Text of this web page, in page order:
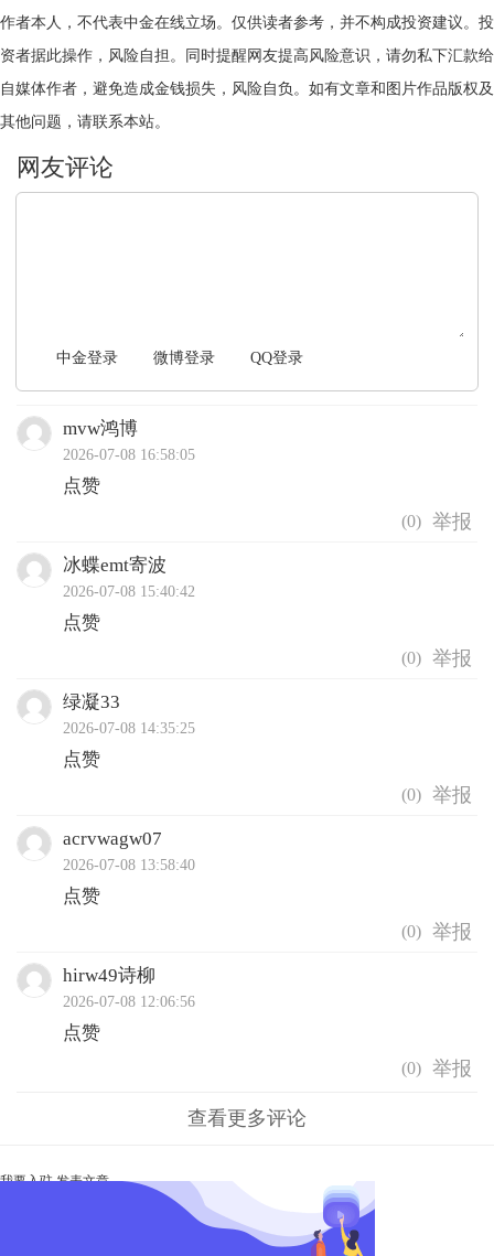
作者本人，不代表中金在线立场。仅供读者参考，并不构成投资建议。投
资者据此操作，风险自担。同时提醒网友提高风险意识，请勿私下汇款给
自媒体作者，避免造成金钱损失，风险自负。如有文章和图片作品版权及
其他问题，请联系本站。
中金登录 微博登录 QQ登录
mvw鸿博
2026-07-08 16:58:05
点赞
(0)
冰蝶emt寄波
2026-07-08 15:40:42
点赞
(0)
绿凝33
2026-07-08 14:35:25
点赞
(0)
acrvwagw07
2026-07-08 13:58:40
点赞
(0)
hirw49诗柳
2026-07-08 12:06:56
点赞
(0)
查看更多评论
我要入驻 发表文章